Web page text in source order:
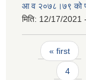
आ व २०७८।७९ को
मिति: 12/17/2021
Pages
« first
4